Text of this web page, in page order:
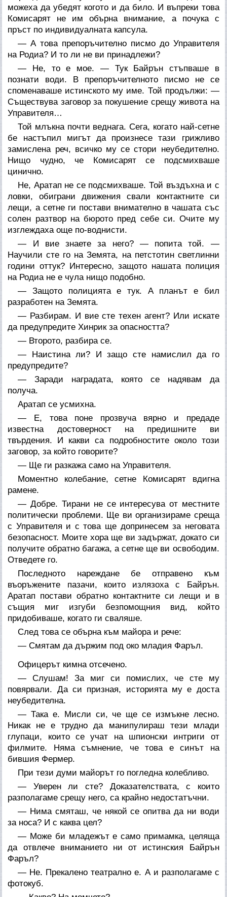
можеха да убедят когото и да било. И въпреки това
Комисарят не им обърна внимание, а почука с
пръст по индивидуалната капсула.
— А това препоръчително писмо до Управителя
на Родиа? И то ли не ви принадлежи?
— Не, то е мое. — Тук Байрън стъпваше в
познати води. В препоръчителното писмо не се
споменаваше истинското му име. Той продължи: —
Съществува заговор за покушение срещу живота на
Управителя…
Той млъкна почти веднага. Сега, когато най-сетне
бе настъпил мигът да произнесе тази грижливо
замислена реч, всичко му се стори неубедително.
Нищо чудно, че Комисарят се подсмихваше
цинично.
Не, Аратап не се подсмихваше. Той въздъхна и с
ловки, обиграни движения свали контактните си
лещи, а сетне ги постави внимателно в чашата със
солен разтвор на бюрото пред себе си. Очите му
изглеждаха още по-воднисти.
— И вие знаете за него? — попита той. —
Научили сте го на Земята, на петстотин светлинни
години оттук? Интересно, защото нашата полиция
на Родиа не е чула нищо подобно.
— Защото полицията е тук. А планът е бил
разработен на Земята.
— Разбирам. И вие сте техен агент? Или искате
да предупредите Хинрик за опасността?
— Второто, разбира се.
— Наистина ли? И защо сте намислил да го
предупредите?
— Заради наградата, която се надявам да
получа.
Аратап се усмихна.
— Е, това поне прозвуча вярно и предаде
известна достоверност на предишните ви
твърдения. И какви са подробностите около този
заговор, за който говорите?
— Ще ги разкажа само на Управителя.
Моментно колебание, сетне Комисарят вдигна
рамене.
— Добре. Тирани не се интересува от местните
политически проблеми. Ще ви организираме среща
с Управителя и с това ще допринесем за неговата
безопасност. Моите хора ще ви задържат, докато си
получите обратно багажа, а сетне ще ви освободим.
Отведете го.
Последното нареждане бе отправено към
въоръжените пазачи, които излязоха с Байрън.
Аратап постави обратно контактните си лещи и в
същия миг изгуби безпомощния вид, който
придобиваше, когато ги сваляше.
След това се обърна към майора и рече:
— Смятам да държим под око младия Фаръл.
Офицерът кимна отсечено.
— Слушам! За миг си помислих, че сте му
повярвали. Да си призная, историята му е доста
неубедителна.
— Така е. Мисли си, че ще се измъкне лесно.
Никак не е трудно да манипулираш тези млади
глупаци, които се учат на шпионски интриги от
филмите. Няма съмнение, че това е синът на
бившия Фермер.
При тези думи майорът го погледна колебливо.
— Уверен ли сте? Доказателствата, с които
разполагаме срещу него, са крайно недостатъчни.
— Нима смяташ, че някой се опитва да ни води
за носа? И с каква цел?
— Може би младежът е само примамка, целяща
да отвлече вниманието ни от истинския Байрън
Фаръл?
— Не. Прекалено театрално е. А и разполагаме с
фотокуб.